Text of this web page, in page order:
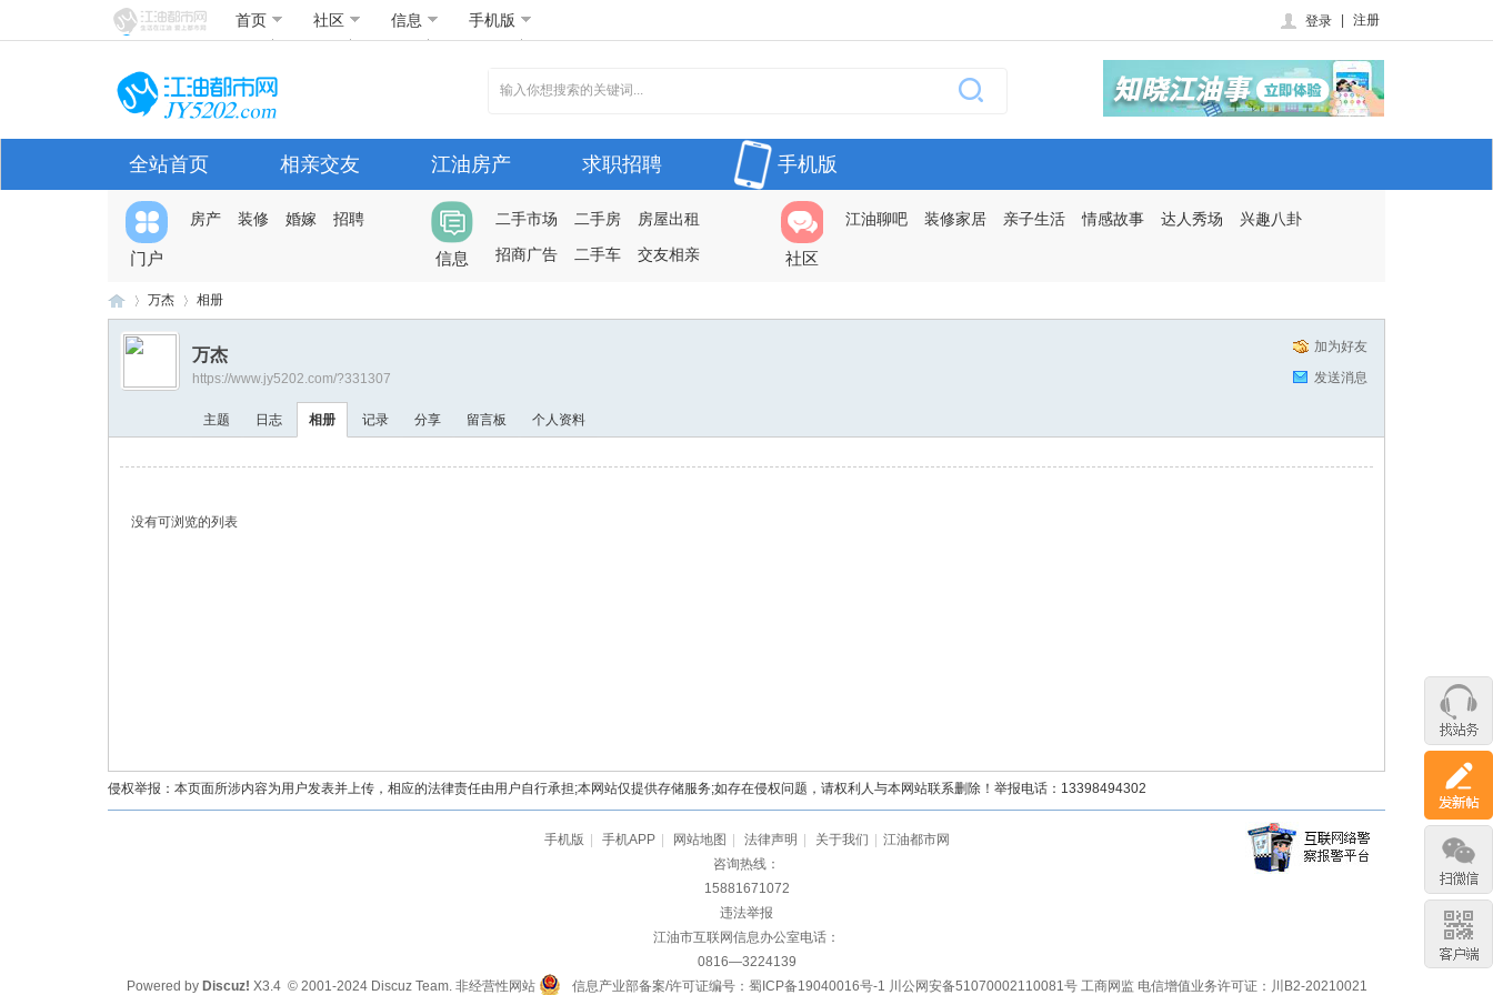
首页 社区 信息 手机版 登录 注册
全站首页 相亲交友 江油房产 求职招聘 手机版
门户
房产 装修 婚嫁 招聘
信息
二手市场 二手房
房屋出租
招商广告
二手车 交友相亲 社区
江油聊吧 装修家居 亲子生活 情感故事 达人秀场 兴趣八卦
›
万杰
›
相册
加为好友
发送消息
万杰
https://www.jy5202.com/?331307
主题 日志 相册 记录 分享 留言板 个人资料
没有可浏览的列表
侵权举报：本页面所涉内容为用户发表并上传，相应的法律责任由用户自行承担;本网站仅提供存储服务;如存在侵权问题，请权利人与本网站联系删除！举报电话：13398494302
手机版 手机APP 网站地图 法律声明 关于我们
江油都市网
咨询热线：
15881671072
违法举报
江油市互联网信息办公室电话：
0816—3224139
Powered by Discuz! X3.4© 2001-2024 Discuz Team.非经营性网站 信息产业部备案/许可证编号：蜀ICP备19040016号-1 川公网安备51070002110081号 工商网监 电信增值业务许可证：川B2-20210021